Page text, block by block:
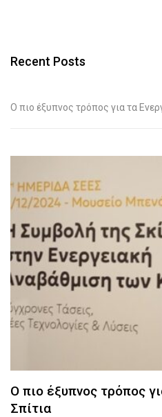
Recent Posts
O πιο έξυπνος τρόπος για τα
O πιο έξυπνος τρόπος
Σπίτια